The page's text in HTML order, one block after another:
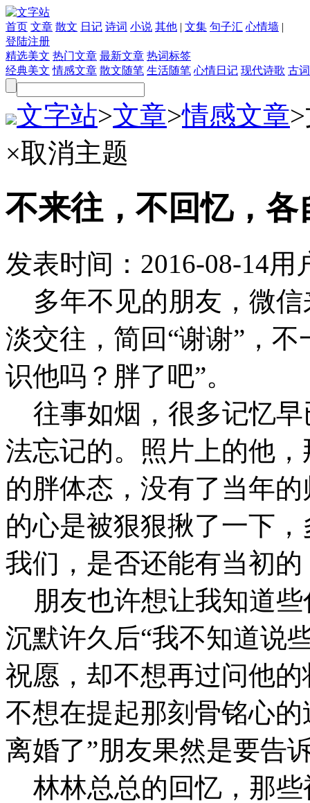
首页 文章 散文 日记 诗词 小说 其他 | 文集 句子汇 心情墙 |
登陆注册
精选美文 热门文章 最新文章 热词标签
经典美文 情感文章 散文随笔 生活随笔 心情日记 现代诗歌 古
文字站>文章>情感文章>
×取消主题
不来往，不回忆，
发表时间： 2016-08-14用
多年不见的朋友，微信
淡交往，简回“谢谢”，
识他吗？胖了吧”。
往事如烟，很多记忆早
法忘记的。照片上的他
的胖体态，没有了当年
的心是被狠狠揪了一下
我们，是否还能有当初
朋友也许想让我知道些
沉默许久后“我不知道说
祝愿，却不想再过问他
不想在提起那刻骨铭心
离婚了”朋友果然是要告
林林总总的回忆，那些